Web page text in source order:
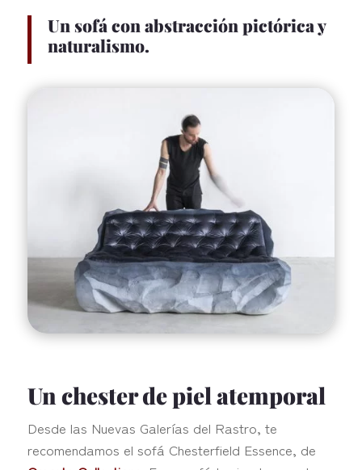
Un sofá con abstracción pictórica y
naturalismo.
Un chester de piel atemporal
Desde las Nuevas Galerías del Rastro, te
recomendamos el sofá Chesterfield Essence, de